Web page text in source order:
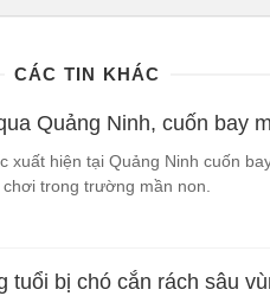
CÁC TIN KHÁC
Quảng Ninh, cuốn bay
xuất hiện tại Quảng Ninh cuốn
trong trường mần non.
tuổi bị chó cắn rách sâu